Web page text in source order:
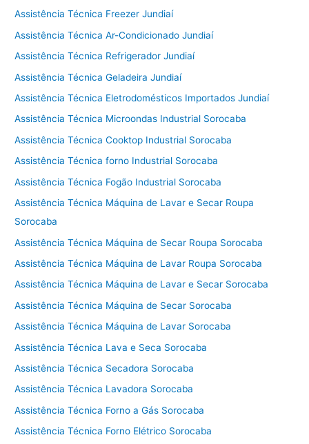
Assistência Técnica Freezer Jundiaí
Assistência Técnica Ar-Condicionado Jundiaí
Assistência Técnica Refrigerador Jundiaí
Assistência Técnica Geladeira Jundiaí
Assistência Técnica Eletrodomésticos Importados Jundiaí
Assistência Técnica Microondas Industrial Sorocaba
Assistência Técnica Cooktop Industrial Sorocaba
Assistência Técnica forno Industrial Sorocaba
Assistência Técnica Fogão Industrial Sorocaba
Assistência Técnica Máquina de Lavar e Secar Roupa
Sorocaba
Assistência Técnica Máquina de Secar Roupa Sorocaba
Assistência Técnica Máquina de Lavar Roupa Sorocaba
Assistência Técnica Máquina de Lavar e Secar Sorocaba
Assistência Técnica Máquina de Secar Sorocaba
Assistência Técnica Máquina de Lavar Sorocaba
Assistência Técnica Lava e Seca Sorocaba
Assistência Técnica Secadora Sorocaba
Assistência Técnica Lavadora Sorocaba
Assistência Técnica Forno a Gás Sorocaba
Assistência Técnica Forno Elétrico Sorocaba